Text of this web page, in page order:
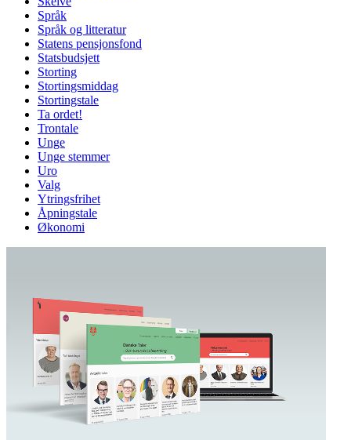
Språk
Språk og litteratur
Statens pensjonsfond
Statsbudsjett
Storting
Stortingsmiddag
Stortingstale
Ta ordet!
Trontale
Unge
Unge stemmer
Uro
Valg
Ytringsfrihet
Åpningstale
Økonomi